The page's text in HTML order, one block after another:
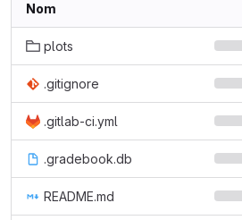
Nom
plots
.gitignore
.gitlab-ci.yml
.gradebook.db
README.md